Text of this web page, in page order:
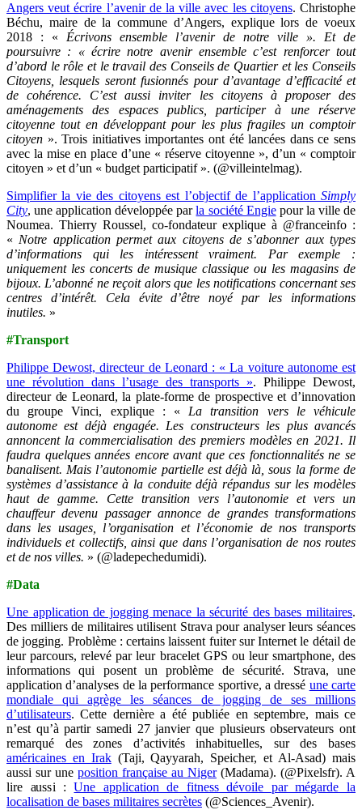
Angers veut écrire l’avenir de la ville avec les citoyens. Christophe
Béchu, maire de la commune d’Angers, explique lors de voeux
2018 : « Écrivons ensemble l’avenir de notre ville ». Et de
poursuivre : « écrire notre avenir ensemble c’est renforcer tout
d’abord le rôle et le travail des Conseils de Quartier et les Conseils
Citoyens, lesquels seront fusionnés pour d’avantage d’efficacité et
de cohérence. C’est aussi inviter les citoyens à proposer des
aménagements des espaces publics, participer à une réserve
citoyenne tout en développant pour les plus fragiles un comptoir
citoyen ». Trois initiatives importantes ont été lancées dans ce sens
avec la mise en place d’une « réserve citoyenne », d’un « comptoir
citoyen » et d’un « budget participatif ». (@villeintelmag).
Simplifier la vie des citoyens est l’objectif de l’application Simply
City, une application développée parla société Engiepour la ville de
Noumea. Thierry Roussel, co-fondateur explique à @franceinfo :
« Notre application permet aux citoyens de s’abonner aux types
d’informations qui les intéressent vraiment. Par exemple :
uniquement les concerts de musique classique ou les magasins de
bijoux. L’abonné ne reçoit alors que les notifications concernant ses
centres d’intérêt. Cela évite d’être noyé par les informations
inutiles. »
#Transport
Philippe Dewost, directeur de Leonard : « La voiture autonome est
une révolution dans l’usage des transports ». Philippe Dewost,
directeur de Leonard, la plate-forme de prospective et d’innovation
du groupe Vinci, explique : « La transition vers le véhicule
autonome est déjà engagée. Les constructeurs les plus avancés
annoncent la commercialisation des premiers modèles en 2021. Il
faudra quelques années encore avant que ces fonctionnalités ne se
banalisent. Mais l’autonomie partielle est déjà là, sous la forme de
systèmes d’assistance à la conduite déjà répandus sur les modèles
haut de gamme. Cette transition vers l’autonomie et vers un
chauffeur devenu passager annonce de grandes transformations
dans les usages, l’organisation et l’économie de nos transports
individuels et collectifs, ainsi que dans l’organisation de nos routes
et de nos villes. » (@ladepechedumidi).
#Data
Une application de jogging menace la sécurité des bases militaires.
Des milliers de militaires utilisent Strava pour analyser leurs séances
de jogging. Problème : certains laissent fuiter sur Internet le détail de
leur parcours, relevé par leur bracelet GPS ou leur smartphone, des
informations qui posent un problème de sécurité. Strava, une
application d’analyses de la performance sportive, a dressé une carte
mondiale qui agrège les séances de jogging de ses millions
d’utilisateurs. Cette dernière a été publiée en septembre, mais ce
n’est qu’à partir samedi 27 janvier que plusieurs observateurs ont
remarqué des zones d’activités inhabituelles, sur des bases
américaines en Irak(Taji, Qayyarah, Speicher, et Al-Asad) mais
aussi sur une position française au Niger(Madama). (@Pixelsfr). A
lire aussi :Une application de fitness dévoile par mégarde la
localisation de bases militaires secrètes (@Sciences_Avenir).